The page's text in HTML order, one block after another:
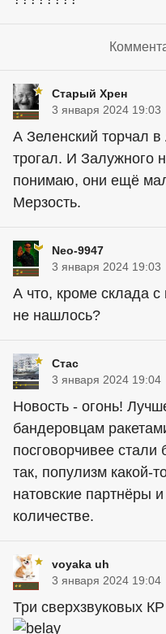
Старый Хрен
3 января 2024 19:03
А Зеленский торчал в
трогал. И Залужного
понимаю, они ещё
Мерзость.
Neo-9947
3 января 2024 19:03
А что, кроме склада с
не нашлось?
Стас
3 января 2024 19:04
Новость - огонь!
бандеровцам
посговорчивее
так, популизм какой-
натовские партнёры
количестве.
voyaka uh
3 января 2024 19:04
Три сверхзвуковых